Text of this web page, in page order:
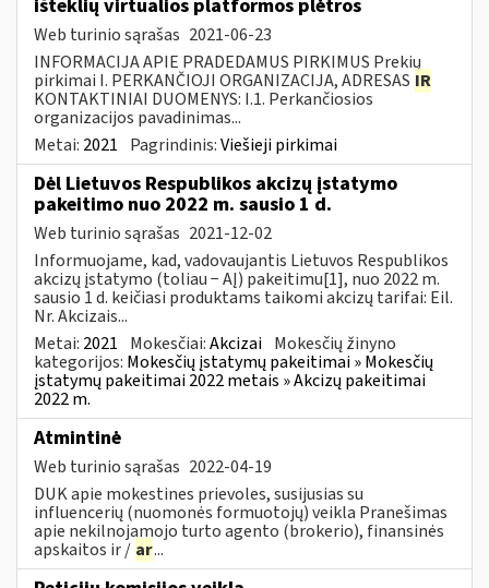
išteklių virtualios platformos plėtros
Web turinio sąrašas 2021-06-23
INFORMACIJA APIE PRADEDAMUS PIRKIMUS Prekių
pirkimai I. PERKANČIOJI ORGANIZACIJA, ADRESAS IR
KONTAKTINIAI DUOMENYS: I.1. Perkančiosios
organizacijos pavadinimas...
Metai: 2021 Pagrindinis:Viešieji pirkimai
Dėl Lietuvos Respublikos akcizų įstatymo
pakeitimo nuo 2022 m. sausio 1 d.
Web turinio sąrašas 2021-12-02
Informuojame, kad, vadovaujantis Lietuvos Respublikos
akcizų įstatymo (toliau − AĮ) pakeitimu[1], nuo 2022 m.
sausio 1 d. keičiasi produktams taikomi akcizų tarifai: Eil.
Nr. Akcizais...
Metai: 2021 Mokesčiai:Akcizai Mokesčių žinyno
kategorijos: Mokesčių įstatymų pakeitimai » Mokesčių
įstatymų pakeitimai 2022 metais » Akcizų pakeitimai
2022 m.
Atmintinė
Web turinio sąrašas 2022-04-19
DUK apie mokestines prievoles, susijusias su
influencerių (nuomonės formuotojų) veikla Pranešimas
apie nekilnojamojo turto agento (brokerio), finansinės
apskaitos ir / ar...